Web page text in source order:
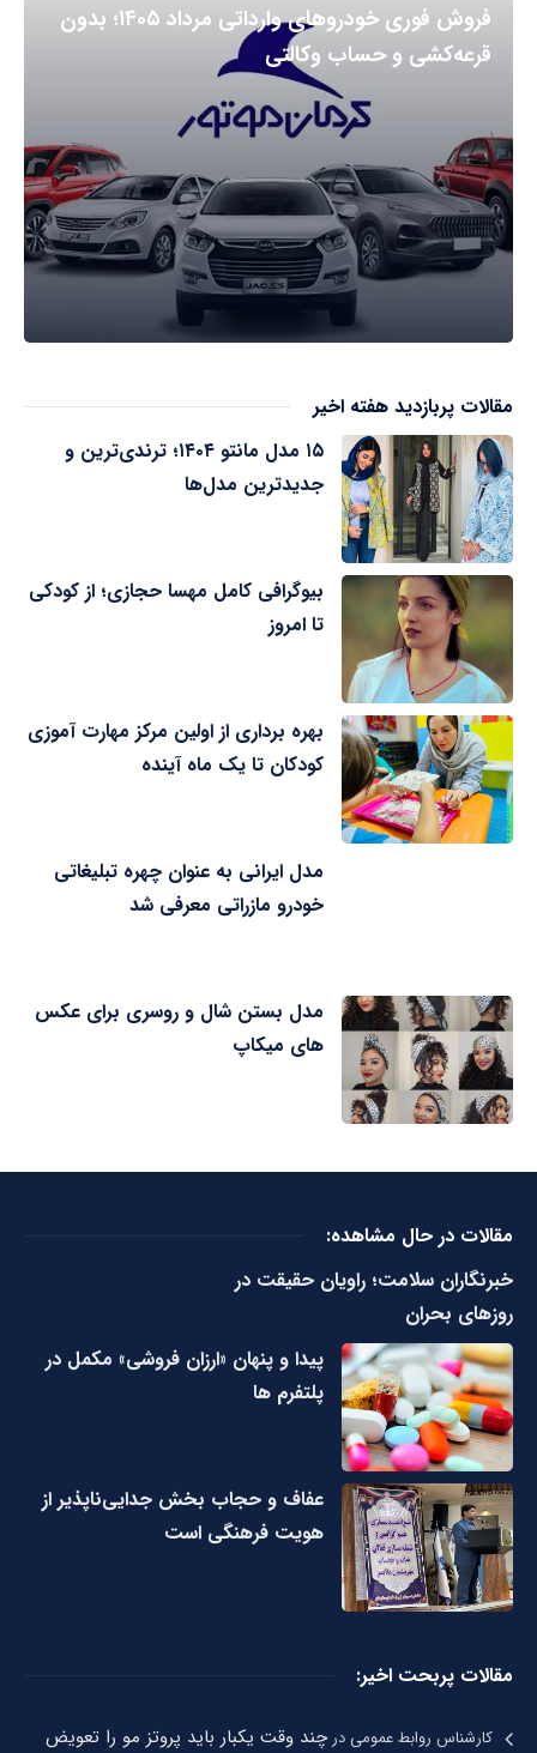
فروش فوری خودروهای وارداتی مرداد ۱۴۰۵؛ بدون
قرعه‌کشی و حساب وکالتی
مقالات پربازدید هفته اخیر
۱۵ مدل مانتو ۱۴۰۴؛ ترندی‌ترین و
جدیدترین مدل‌ها
بیوگرافی کامل مهسا حجازی؛ از کودکی
تا امروز
بهره برداری از اولین مرکز مهارت آموزی
کودکان تا یک ماه آینده
مدل ایرانی به عنوان چهره تبلیغاتی
خودرو مازراتی معرفی شد
مدل بستن شال و روسری برای عکس
های میکاپ
مقالات در حال مشاهده:
خبرنگاران سلامت؛ راویان حقیقت در
روزهای بحران
پیدا و پنهان «ارزان فروشی» مکمل در
پلتفرم ها
عفاف و حجاب بخش جدایی‌ناپذیر از
هویت فرهنگی است
مقالات پربحت اخیر:
کارشناس روابط عمومیدرچند وقت یکبار باید پروتز مو را تعویض